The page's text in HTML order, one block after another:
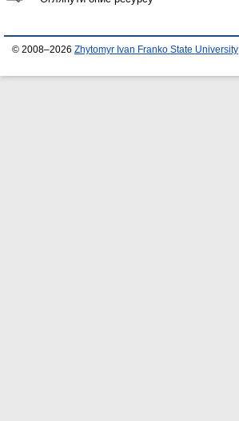
© 2008–2026 Zhytomyr Ivan Franko State University